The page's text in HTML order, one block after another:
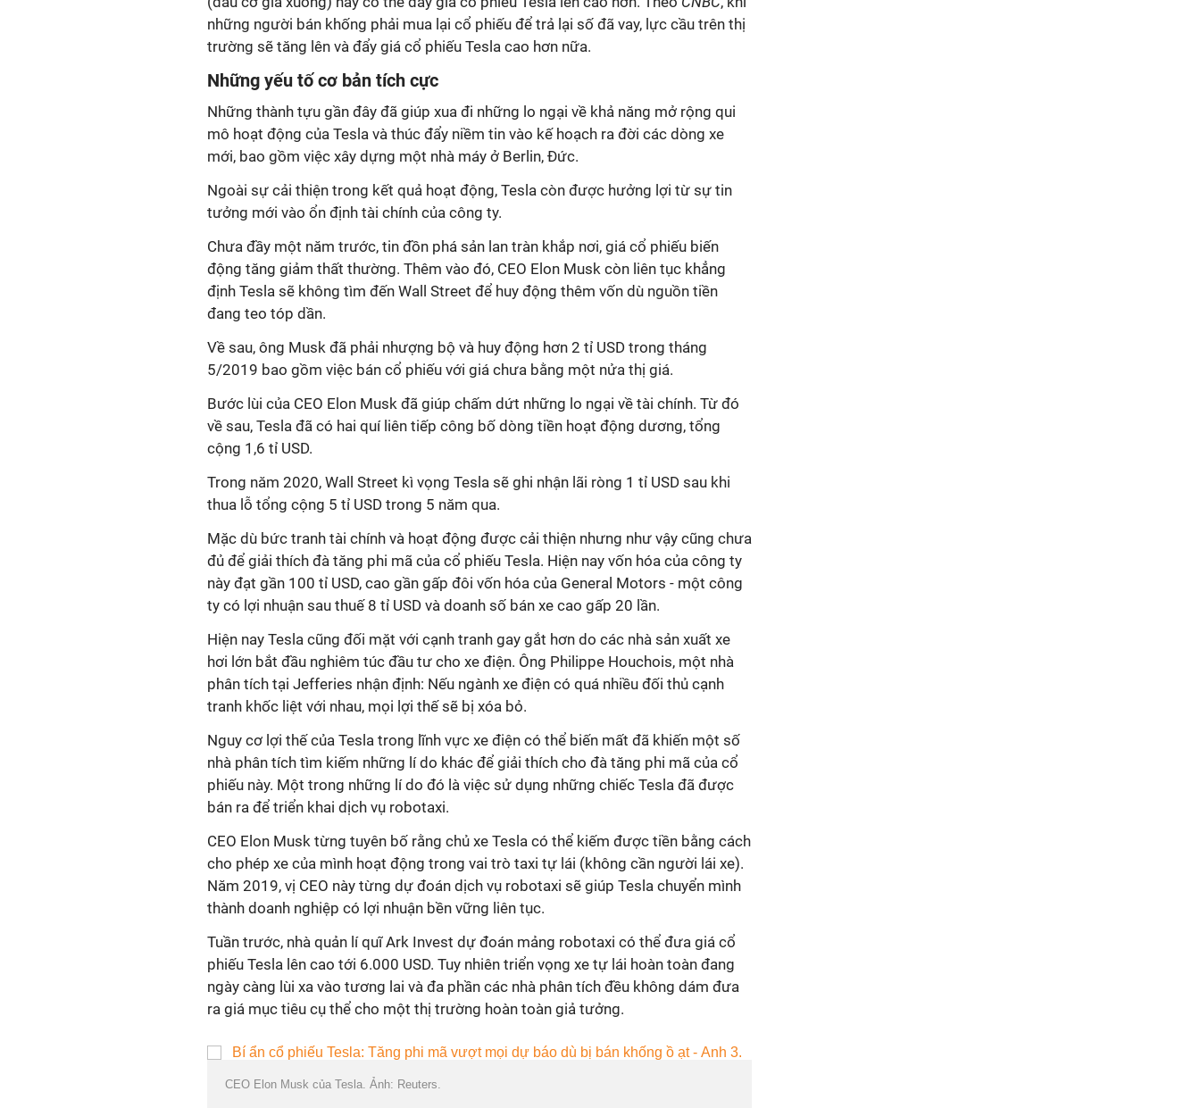
những người bán khống phải mua lại cổ phiếu để trả lại số đã vay, lực cầu trên thị
trường sẽ tăng lên và đẩy giá cổ phiếu Tesla cao hơn nữa.
Những yếu tố cơ bản tích cực
Những thành tựu gần đây đã giúp xua đi những lo ngại về khả năng mở rộng qui
mô hoạt động của Tesla và thúc đẩy niềm tin vào kế hoạch ra đời các dòng xe
mới, bao gồm việc xây dựng một nhà máy ở Berlin, Đức.
Ngoài sự cải thiện trong kết quả hoạt động, Tesla còn được hưởng lợi từ sự tin
tưởng mới vào ổn định tài chính của công ty.
Chưa đầy một năm trước, tin đồn phá sản lan tràn khắp nơi, giá cổ phiếu biến
động tăng giảm thất thường. Thêm vào đó, CEO Elon Musk còn liên tục khẳng
định Tesla sẽ không tìm đến Wall Street để huy động thêm vốn dù nguồn tiền
đang teo tóp dần.
Về sau, ông Musk đã phải nhượng bộ và huy động hơn 2 tỉ USD trong tháng
5/2019 bao gồm việc bán cổ phiếu với giá chưa bằng một nửa thị giá.
Bước lùi của CEO Elon Musk đã giúp chấm dứt những lo ngại về tài chính. Từ đó
về sau, Tesla đã có hai quí liên tiếp công bố dòng tiền hoạt động dương, tổng
cộng 1,6 tỉ USD.
Trong năm 2020, Wall Street kì vọng Tesla sẽ ghi nhận lãi ròng 1 tỉ USD sau khi
thua lỗ tổng cộng 5 tỉ USD trong 5 năm qua.
Mặc dù bức tranh tài chính và hoạt động được cải thiện nhưng như vậy cũng chưa
đủ để giải thích đà tăng phi mã của cổ phiếu Tesla. Hiện nay vốn hóa của công ty
này đạt gần 100 tỉ USD, cao gần gấp đôi vốn hóa của General Motors - một công
ty có lợi nhuận sau thuế 8 tỉ USD và doanh số bán xe cao gấp 20 lần.
Hiện nay Tesla cũng đối mặt với cạnh tranh gay gắt hơn do các nhà sản xuất xe
hơi lớn bắt đầu nghiêm túc đầu tư cho xe điện. Ông Philippe Houchois, một nhà
phân tích tại Jefferies nhận định: Nếu ngành xe điện có quá nhiều đối thủ cạnh
tranh khốc liệt với nhau, mọi lợi thế sẽ bị xóa bỏ.
Nguy cơ lợi thế của Tesla trong lĩnh vực xe điện có thể biến mất đã khiến một số
nhà phân tích tìm kiếm những lí do khác để giải thích cho đà tăng phi mã của cổ
phiếu này. Một trong những lí do đó là việc sử dụng những chiếc Tesla đã được
bán ra để triển khai dịch vụ robotaxi.
CEO Elon Musk từng tuyên bố rằng chủ xe Tesla có thể kiếm được tiền bằng cách
cho phép xe của mình hoạt động trong vai trò taxi tự lái (không cần người lái xe).
Năm 2019, vị CEO này từng dự đoán dịch vụ robotaxi sẽ giúp Tesla chuyển mình
thành doanh nghiệp có lợi nhuận bền vững liên tục.
Tuần trước, nhà quản lí quĩ Ark Invest dự đoán mảng robotaxi có thể đưa giá cổ
phiếu Tesla lên cao tới 6.000 USD. Tuy nhiên triển vọng xe tự lái hoàn toàn đang
ngày càng lùi xa vào tương lai và đa phần các nhà phân tích đều không dám đưa
ra giá mục tiêu cụ thể cho một thị trường hoàn toàn giả tưởng.
CEO Elon Musk của Tesla. Ảnh: Reuters.